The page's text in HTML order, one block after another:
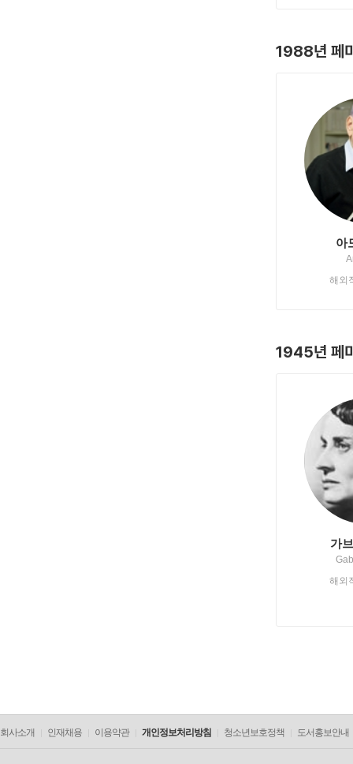
1988년 페
아
해외
1945년 페
가
해외
회사소개 인재채용 이용약관 개인정보처리방침 청소년보호정책 도서홍보안내